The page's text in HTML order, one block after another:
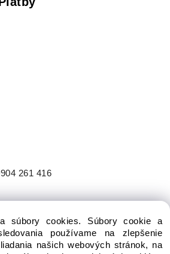
261 416
súbory cookies. Súbory cookie a
používame na zlepšenie
našich webových stránok, na